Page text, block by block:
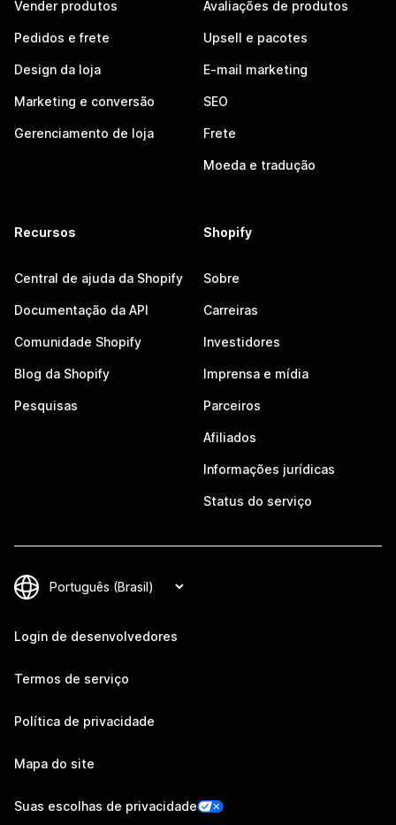
Vender produtos
Pedidos e frete
Design da loja
Marketing e conversão
Gerenciamento de loja
Avaliações de produtos
Upsell e pacotes
E-mail marketing
SEO
Frete
Moeda e tradução
Recursos
Central de ajuda da Shopify
Documentação da API
Comunidade Shopify
Blog da Shopify
Pesquisas
Shopify
Sobre
Carreiras
Investidores
Imprensa e mídia
Parceiros
Afiliados
Informações jurídicas
Status do serviço
Login de desenvolvedores
Termos de serviço
Política de privacidade
Mapa do site
Suas escolhas de privacidade